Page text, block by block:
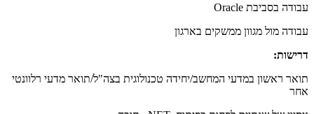
עבודה בסביבת Oracle
עבודה מול מגוון ממשקים בארגון
דרישות:
תואר ראשון במדעי המחשב/יחידה טכנולוגית בצה"ל/תואר מדעי רלוונטי
אחר